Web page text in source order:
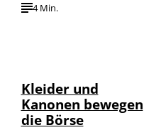
4 Min.
Kleider und
Kanonen bewegen
die Börse